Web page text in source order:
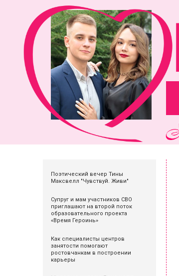
Поэтический вечер Тины
Максвелл "Чувствуй. Живи"
Супруг и мам участников СВО
приглашают на второй поток
образовательного проекта
«Время Героинь»
Как специалисты центров
занятости помогают
ростовчанкам в построении
карьеры